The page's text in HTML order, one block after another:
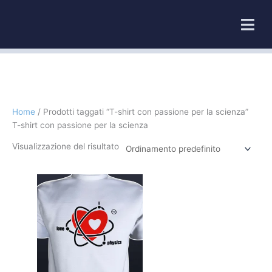
Home / Prodotti taggati “T-shirt con passione per la scienza”
T-shirt con passione per la scienza
Visualizzazione del risultato
Questo
ha
più
varianti.
Le
opzioni